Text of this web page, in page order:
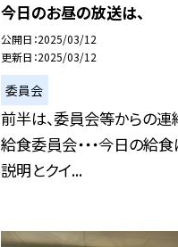
今日のお昼の放送は、
公開日 2025/03/12
更新日 2025/03/12
委員会
前半は、委員会等からの連
給食委員会・・・今日の給食
説明とクイ...